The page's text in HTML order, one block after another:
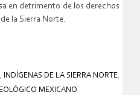
en detrimento de los derechos
la Sierra Norte.
, INDÍGENAS DE LA SIERRA NORTE,
MEXICANO